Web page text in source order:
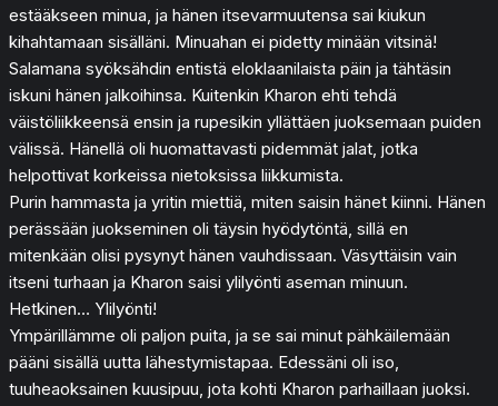
estääkseen minua, ja hänen itsevarmuutensa sai kiukun
kihahtamaan sisälläni. Minuahan ei pidetty minään vitsinä!
Salamana syöksähdin entistä eloklaanilaista päin ja tähtäsin
iskuni hänen jalkoihinsa. Kuitenkin Kharon ehti tehdä
väistöliikkeensä ensin ja rupesikin yllättäen juoksemaan puiden
välissä. Hänellä oli huomattavasti pidemmät jalat, jotka
helpottivat korkeissa nietoksissa liikkumista.
Purin hammasta ja yritin miettiä, miten saisin hänet kiinni. Hänen
perässään juokseminen oli täysin hyödytöntä, sillä en
mitenkään olisi pysynyt hänen vauhdissaan. Väsyttäisin vain
itseni turhaan ja Kharon saisi ylilyönti aseman minuun.
Hetkinen… Ylilyönti!
Ympärillämme oli paljon puita, ja se sai minut pähkäilemään
pääni sisällä uutta lähestymistapaa. Edessäni oli iso,
tuuheaoksainen kuusipuu, jota kohti Kharon parhaillaan juoksi.